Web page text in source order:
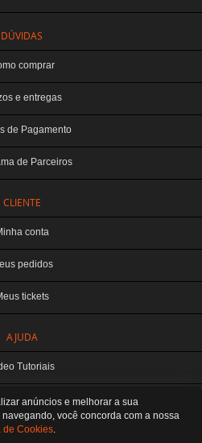
DÚVIDAS
comprar
e entregas
de Pagamento
de Parceiros
CLIENTE
conta
pedidos
tickets
AJUDA
Tutoriais
do Produto
Conosco
DE PRODUTOS DE INFORMATICA LTDA
0001-18 | Curitiba-PR
se aplicam.
8:30 às 12H / 13H às 18H
TEMOS ATENDIMENTO LOCAL
de cookies
anúncios e melhorar a sua
você concorda com a nossa
de Cookies.